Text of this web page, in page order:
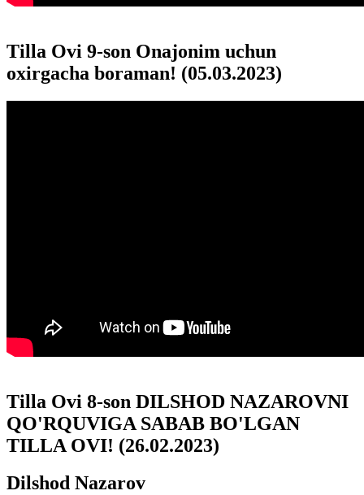
Tilla Ovi 9-son Onajonim uchun
oxirgacha boraman! (05.03.2023)
Tilla Ovi 8-son DILSHOD NAZAROVNI
QO'RQUVIGA SABAB BO'LGAN
TILLA OVI! (26.02.2023)
Dilshod Nazarov